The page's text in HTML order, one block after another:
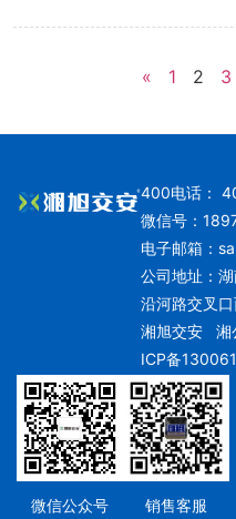
« 1 2 3
400电话：
微信号：
电子邮箱：
公司地址：
沿河路交叉
湘旭交安湘
ICP备
微信公众号 销售客服